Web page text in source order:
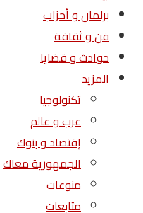
برلمان و أحزاب
فن و ثقافة
حوادث و قضايا
المزيد
تكنولوجيا
عرب و عالم
إقتصاد و بنوك
الجمهورية معاك
منوعات
متابعات